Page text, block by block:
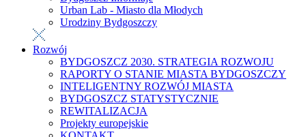
Urban Lab - Miasto dla Młodych
Urodziny Bydgoszczy
Rozwój
BYDGOSZCZ 2030. STRATEGIA ROZWOJU
RAPORTY O STANIE MIASTA BYDGOSZCZY
INTELIGENTNY ROZWÓJ MIASTA
BYDGOSZCZ STATYSTYCZNIE
REWITALIZACJA
Projekty europejskie